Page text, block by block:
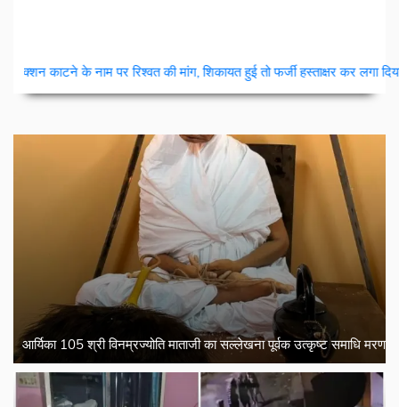
की मांग, शिकायत हुई तो फर्जी हस्ताक्षर कर लगा दिया आवेदन|सभी ग्राम
आर्यिका 105 श्री विनम्रज्योति माताजी का सल्लेखना पूर्वक उत्कृष्ट समाधि मरण